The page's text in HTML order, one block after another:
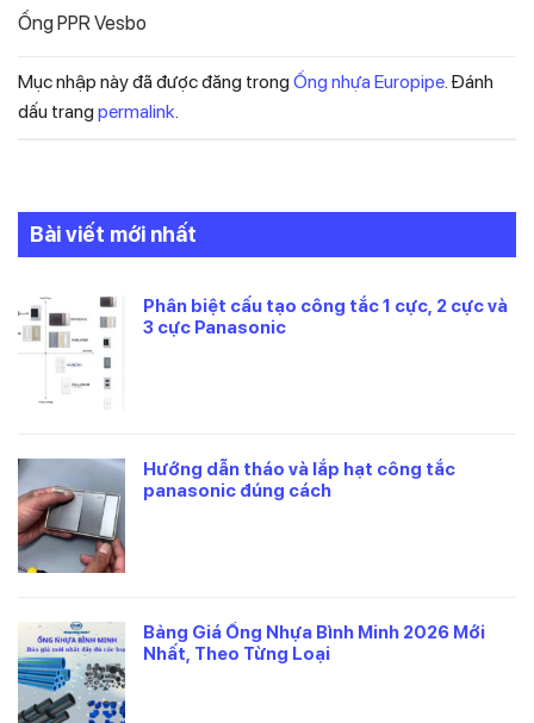
Ống PPR Vesbo
Mục nhập này đã được đăng trong Ống nhựa Europipe. Đánh
dấu trang permalink.
Bài viết mới nhất
Phân biệt cấu tạo công tắc 1 cực, 2 cực và
3 cực Panasonic
Hướng dẫn tháo và lắp hạt công tắc
panasonic đúng cách
Bảng Giá Ống Nhựa Bình Minh 2026 Mới
Nhất, Theo Từng Loại